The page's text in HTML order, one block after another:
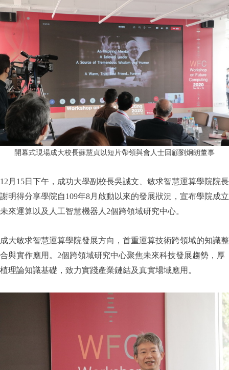
開幕式現場成大校長蘇慧貞以短片帶領與會人士回顧劉炯朗董事
12月15日下午，成功大學副校長吳誠文、敏求智慧運算學院院長
謝明得分享學院自109年8月啟動以來的發展狀況，宣布學院成立
未來運算以及人工智慧機器人2個跨領域研究中心。
成大敏求智慧運算學院發展方向，首重運算技術跨領域的知識整
合與實作應用。2個跨領域研究中心聚焦未來科技發展趨勢，厚
植理論知識基礎，致力實踐產業鏈結及真實場域應用。